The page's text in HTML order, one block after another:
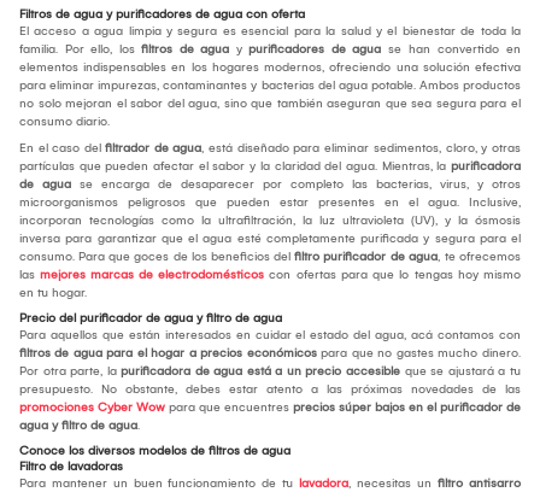
Filtros de agua y purificadores de agua con oferta
El acceso a agua limpia y segura es esencial para la salud y el bienestar de toda la
familia. Por ello, los filtros de agua y purificadores de agua se han convertido en
elementos indispensables en los hogares modernos, ofreciendo una solución efectiva
para eliminar impurezas, contaminantes y bacterias del agua potable. Ambos productos
no solo mejoran el sabor del agua, sino que también aseguran que sea segura para el
consumo diario.
En el caso del filtrador de agua, está diseñado para eliminar sedimentos, cloro, y otras
partículas que pueden afectar el sabor y la claridad del agua. Mientras, la purificadora
de agua se encarga de desaparecer por completo las bacterias, virus, y otros
microorganismos peligrosos que pueden estar presentes en el agua. Inclusive,
incorporan tecnologías como la ultrafiltración, la luz ultravioleta (UV), y la ósmosis
inversa para garantizar que el agua esté completamente purificada y segura para el
consumo. Para que goces de los beneficios del filtro purificador de agua, te ofrecemos
las mejores marcas de electrodomésticos con ofertas para que lo tengas hoy mismo
en tu hogar.
Precio del purificador de agua y filtro de agua
Para aquellos que están interesados en cuidar el estado del agua, acá contamos con
filtros de agua para el hogar a precios económicos para que no gastes mucho dinero.
Por otra parte, la purificadora de agua está a un precio accesible que se ajustará a tu
presupuesto. No obstante, debes estar atento a las próximas novedades de las
promociones Cyber Wow para que encuentres precios súper bajos en el purificador de
agua y filtro de agua.
Conoce los diversos modelos de filtros de agua
Filtro de lavadoras
Para mantener un buen funcionamiento de tu lavadora, necesitas un filtro antisarro